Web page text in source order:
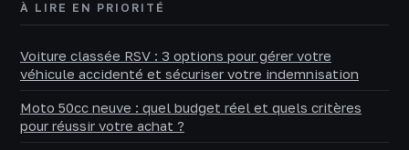
À LIRE EN PRIORITÉ
Voiture classée RSV : 3 options pour gérer votre
véhicule accidenté et sécuriser votre indemnisation
Moto 50cc neuve : quel budget réel et quels critères
pour réussir votre achat ?